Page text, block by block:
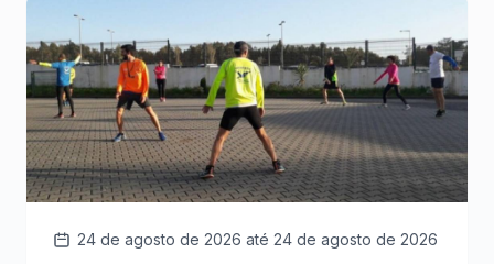
24 de agosto de 2026 até 24 de agosto de 2026